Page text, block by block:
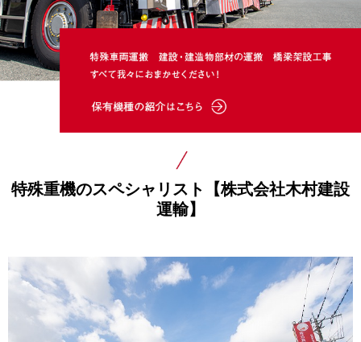
特殊重機のスペシャリスト【株式会社木村建設
運輸】